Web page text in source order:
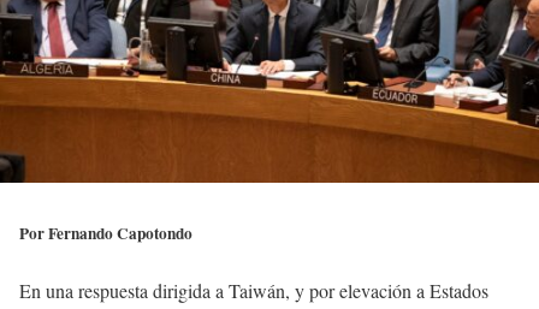
Por Fernando Capotondo
En una respuesta dirigida a Taiwán, y por elevación a Estados